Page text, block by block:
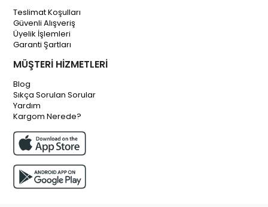
Teslimat Koşulları
Güvenli Alışveriş
Üyelik İşlemleri
Garanti Şartları
MÜŞTERİ HİZMETLERİ
Blog
Sıkça Sorulan Sorular
Yardım
Kargom Nerede?